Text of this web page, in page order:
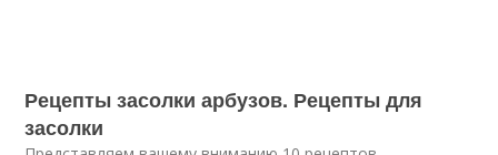
Рецепты засолки арбузов. Рецепты для
засолки